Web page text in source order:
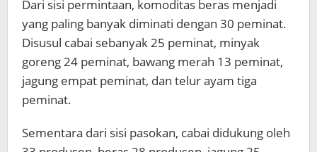
Dari sisi permintaan, komoditas beras menjadi
yang paling banyak diminati dengan 30 peminat.
Disusul cabai sebanyak 25 peminat, minyak
goreng 24 peminat, bawang merah 13 peminat,
jagung empat peminat, dan telur ayam tiga
peminat.
Sementara dari sisi pasokan, cabai didukung oleh